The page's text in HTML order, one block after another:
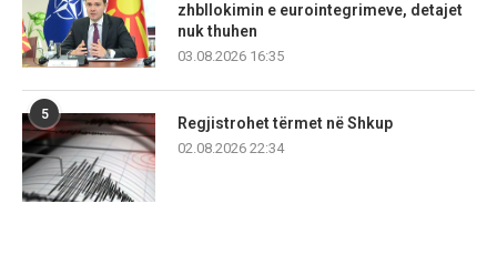
zhbllokimin e eurointegrimeve, detajet
nuk thuhen
03.08.2026 16:35
5
Regjistrohet tërmet në Shkup
02.08.2026 22:34